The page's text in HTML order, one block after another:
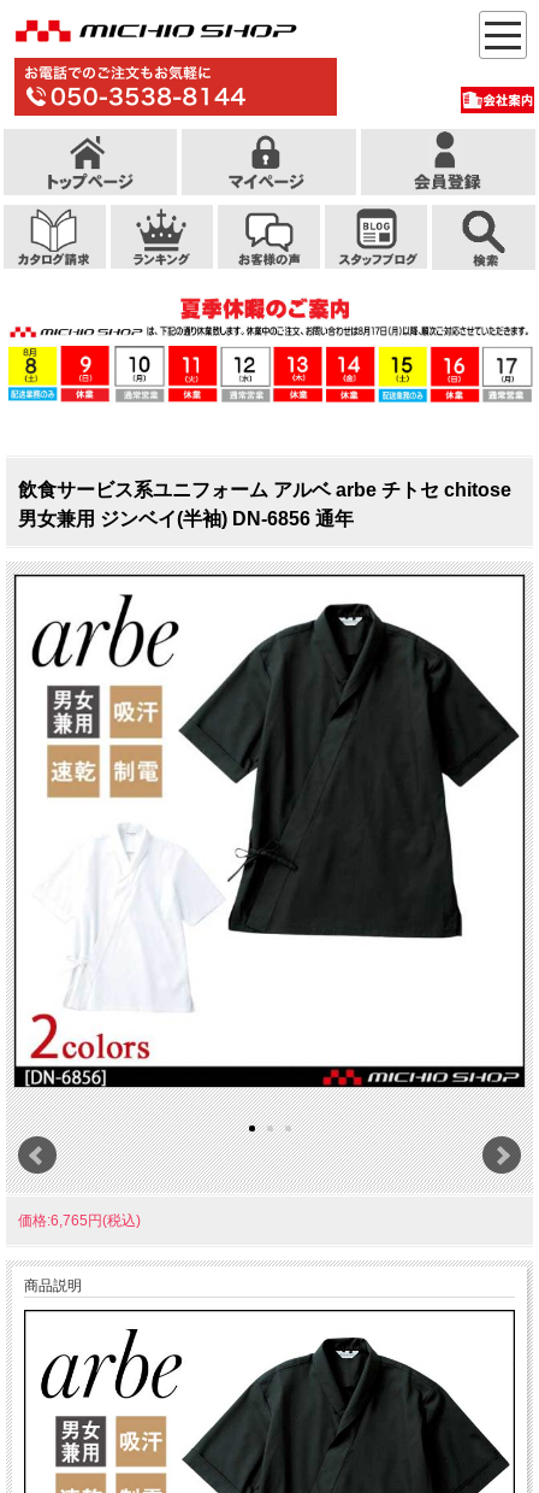
飲食サービス系ユニフォーム アルベ arbe チトセ chitose
男女兼用 ジンベイ(半袖) DN-6856 通年
価格:6,765円(税込)
商品説明